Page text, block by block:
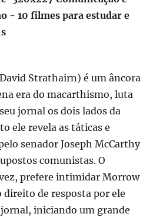
Strathairn) é um âncora
era do macarthismo, luta
jornal os dois lados da
ele revela as táticas e
senador Joseph McCarthy
comunistas. O
prefere intimidar Morrow
direito de resposta por ele
iniciando um grande